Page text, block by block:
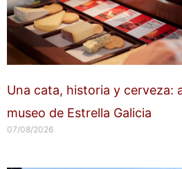
Una cata, historia y cerveza:
museo de Estrella Galicia
07/08/2026